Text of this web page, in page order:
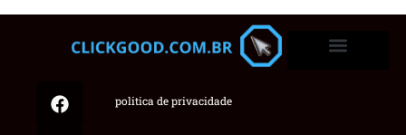
politica de privacidade